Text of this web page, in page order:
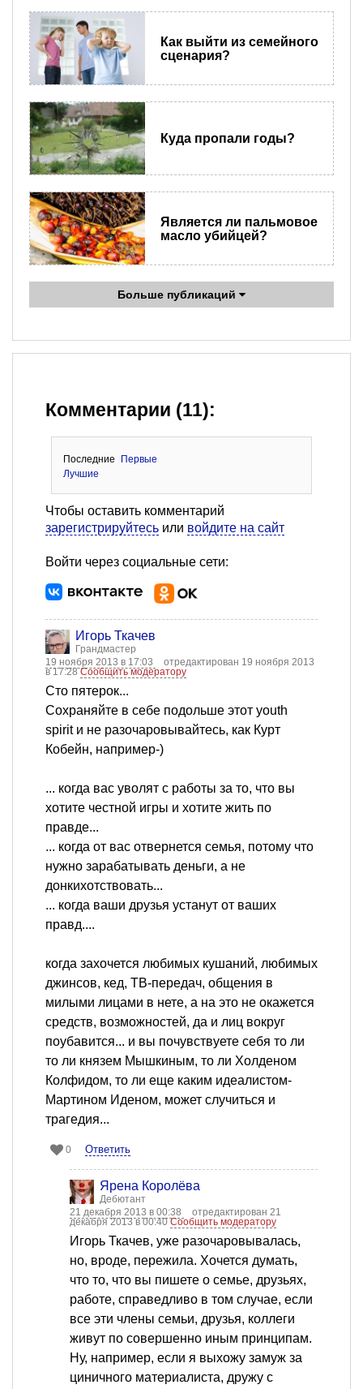
Как выйти из семейного
сценария?
Куда пропали годы?
Является ли пальмовое
масло убийцей?
Больше публикаций
Комментарии (11):
Последние
Первые
Лучшие
Чтобы оставить комментарий
зарегистрируйтесь или войдите на сайт
Войти через социальные сети:
Игорь Ткачев
Грандмастер
19 ноября 2013 в 17:03
отредактирован 19 ноября 2013
в 17:28Сообщить модератору
Сто пятерок...
Сохраняйте в себе подольше этот youth
spirit и не разочаровывайтесь, как Курт
Кобейн, например-)
... когда вас уволят с работы за то, что вы
хотите честной игры и хотите жить по
правде...
... когда от вас отвернется семья, потому что
нужно зарабатывать деньги, а не
донкихотствовать...
... когда ваши друзья устанут от ваших
правд....
когда захочется любимых кушаний, любимых
джинсов, кед, ТВ-передач, общения в
милыми лицами в нете, а на это не окажется
средств, возможностей, да и лиц вокруг
поубавится... и вы почувствуете себя то ли
то ли князем Мышкиным, то ли Холденом
Колфидом, то ли еще каким идеалистом-
Мартином Иденом, может случиться и
трагедия...
0 Ответить
Ярена Королёва
Дебютант
21 декабря 2013 в 00:38
отредактирован 21
декабря 2013 в 00:40Сообщить модератору
Игорь Ткачев, уже разочаровывалась,
но, вроде, пережила. Хочется думать,
что то, что вы пишете о семье, друзьях,
работе, справедливо в том случае, если
все эти члены семьи, друзья, коллеги
живут по совершенно иным принципам.
Ну, например, если я выхожу замуж за
циничного материалиста, дружу с